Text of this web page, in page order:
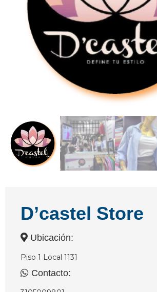
D’castel Store
Ubicación:
Piso 1 Local 1131
Contacto: